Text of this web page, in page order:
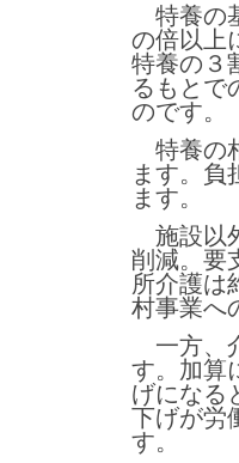
特養の
の倍以上
特養の３
るもとで
のです。
特養の
ます。負
ます。
施設以
削減。要
所介護は
村事業へ
一方、
す。加算
げになる
下げが労
す。